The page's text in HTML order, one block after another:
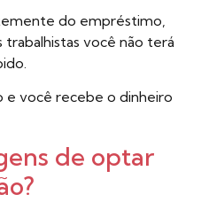
do empréstimo,
você não terá
e você recebe o dinheiro
de optar